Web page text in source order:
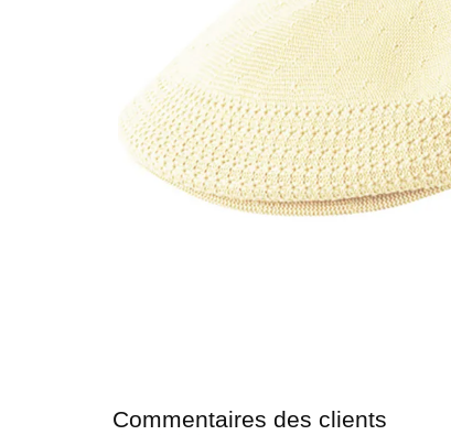
Commentaires des clients